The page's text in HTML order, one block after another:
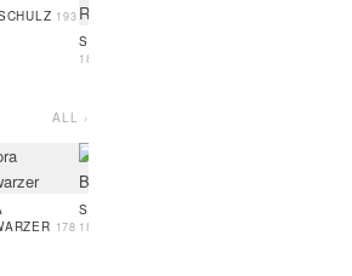
193
SIMON RAMBO
188
ALL ›
178
SOPHIA BRANDL
181